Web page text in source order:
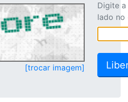
[trocar imagem]
Digite
lado no